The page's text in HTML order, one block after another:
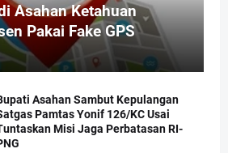
Asahan Ketahuan
Pakai Fake GPS
Asahan Sambut Kepulangan
Pamtas Yonif 126/KC Usai
Misi Jaga Perbatasan RI-